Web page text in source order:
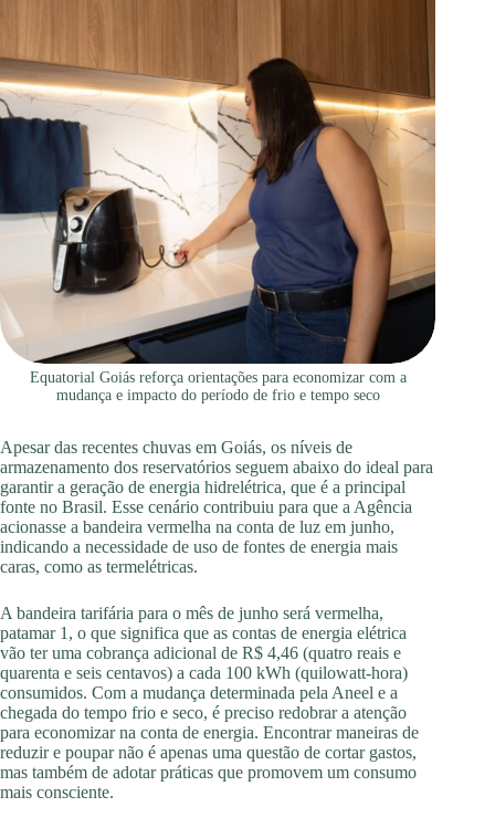
Equatorial Goiás reforça orientações para economizar com a
mudança e impacto do período de frio e tempo seco
Apesar das recentes chuvas em Goiás, os níveis de
armazenamento dos reservatórios seguem abaixo do ideal para
garantir a geração de energia hidrelétrica, que é a principal
fonte no Brasil. Esse cenário contribuiu para que a Agência
acionasse a bandeira vermelha na conta de luz em junho,
indicando a necessidade de uso de fontes de energia mais
caras, como as termelétricas.
A bandeira tarifária para o mês de junho será vermelha,
patamar 1, o que significa que as contas de energia elétrica
vão ter uma cobrança adicional de R$ 4,46 (quatro reais e
quarenta e seis centavos) a cada 100 kWh (quilowatt-hora)
consumidos. Com a mudança determinada pela Aneel e a
chegada do tempo frio e seco, é preciso redobrar a atenção
para economizar na conta de energia. Encontrar maneiras de
reduzir e poupar não é apenas uma questão de cortar gastos,
mas também de adotar práticas que promovem um consumo
mais consciente.